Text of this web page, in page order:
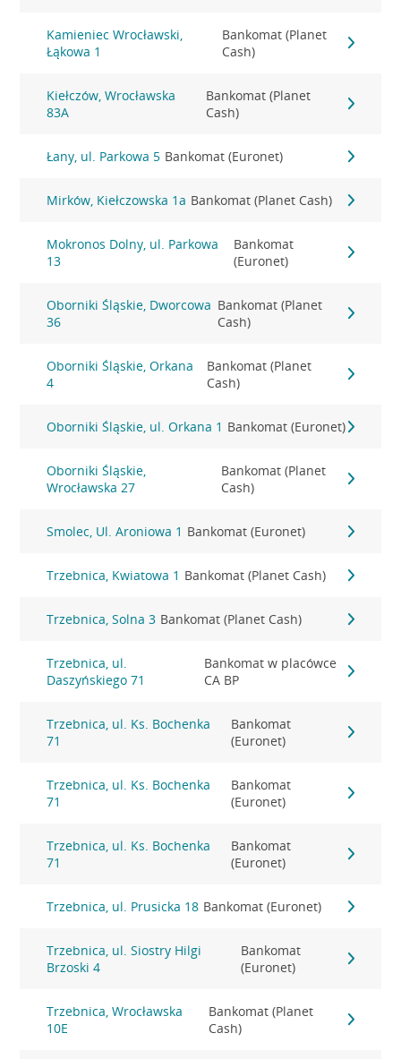
Kamieniec Wrocławski,
Łąkowa 1
Bankomat (Planet
Cash)
Kiełczów, Wrocławska
83A
Bankomat (Planet
Cash)
Łany, ul. Parkowa 5 Bankomat (Euronet)
Mirków, Kiełczowska 1a Bankomat (Planet Cash)
Mokronos Dolny, ul. Parkowa
13
Bankomat
(Euronet)
Oborniki Śląskie, Dworcowa
36
Bankomat (Planet
Cash)
Oborniki Śląskie, Orkana
4
Bankomat (Planet
Cash)
Oborniki Śląskie, ul. Orkana 1 Bankomat (Euronet)
Oborniki Śląskie,
Wrocławska 27
Bankomat (Planet
Cash)
Smolec, Ul. Aroniowa 1 Bankomat (Euronet)
Trzebnica, Kwiatowa 1 Bankomat (Planet Cash)
Trzebnica, Solna 3 Bankomat (Planet Cash)
Trzebnica, ul.
Daszyńskiego 71
Bankomat w placówce
CA BP
Trzebnica, ul. Ks. Bochenka
71
Bankomat
(Euronet)
Trzebnica, ul. Ks. Bochenka
71
Bankomat
(Euronet)
Trzebnica, ul. Ks. Bochenka
71
Bankomat
(Euronet)
Trzebnica, ul. Prusicka 18 Bankomat (Euronet)
Trzebnica, ul. Siostry Hilgi
Brzoski 4
Bankomat
(Euronet)
Trzebnica, Wrocławska
10E
Bankomat (Planet
Cash)